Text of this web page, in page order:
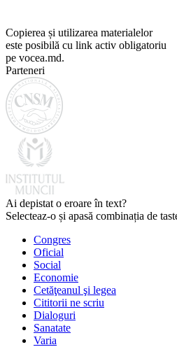
Copierea și utilizarea materialelor
este posibilă cu link activ obligatoriu
pe vocea.md.
Parteneri
Ai depistat o eroare în text?
Selecteaz-o și apasă combinația de
Congres
Oficial
Social
Economie
Cetăţeanul şi legea
Cititorii ne scriu
Dialoguri
Sanatate
Varia